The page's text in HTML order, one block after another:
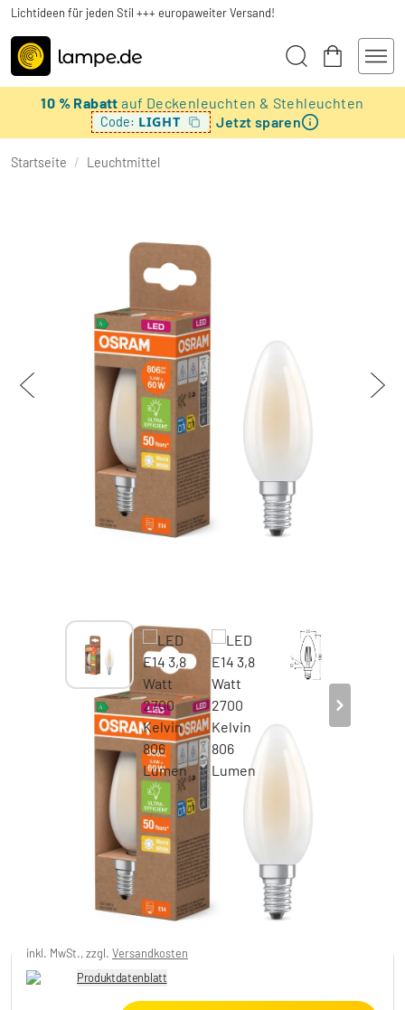
Lichtideen für jeden Stil +++ europaweiter Versand!
10 % Rabattauf Deckenleuchten & Stehleuchten
Code: LIGHT Jetzt sparen
Startseite / Leuchtmittel
LED E14 3,8 Watt 2700 Kelvin 806 Lumen
inkl. MwSt., zzgl. Versandkosten
Produktdatenblatt